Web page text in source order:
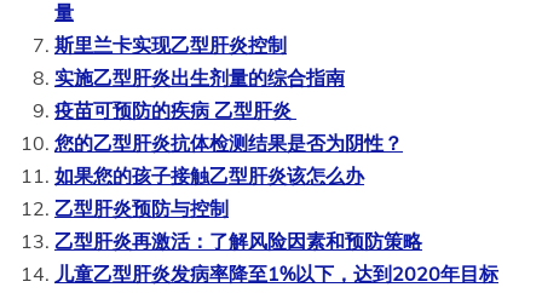
量
斯里兰卡实现乙型肝炎控制
实施乙型肝炎出生剂量的综合指南
疫苗可预防的疾病 乙型肝炎
您的乙型肝炎抗体检测结果是否为阴性？
如果您的孩子接触乙型肝炎该怎么办
乙型肝炎预防与控制
乙型肝炎再激活：了解风险因素和预防策略
儿童乙型肝炎发病率降至1%以下，达到2020年目标